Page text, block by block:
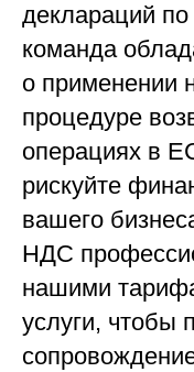
деклараций
команда
о применении
процедуре
операциях в
рискуйте
вашего
НДС
нашими
услуги, чтобы